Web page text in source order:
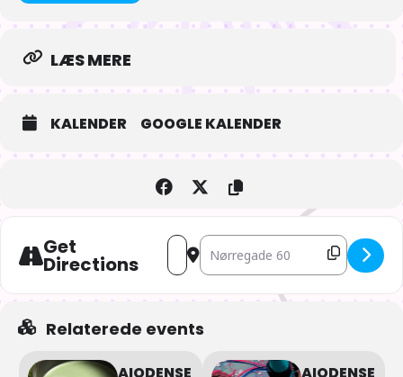
LÆS MERE
KALENDER GOOGLE KALENDER
Get
Directions
Address - AIOdense – Filmaften “Akira”
Destination Address - AIOdense
Relaterede events
AIODENSE AIODENSE